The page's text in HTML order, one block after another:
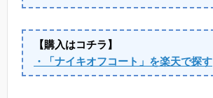
【購入はコチラ】
・「ナイキオフコート」を楽天で探す